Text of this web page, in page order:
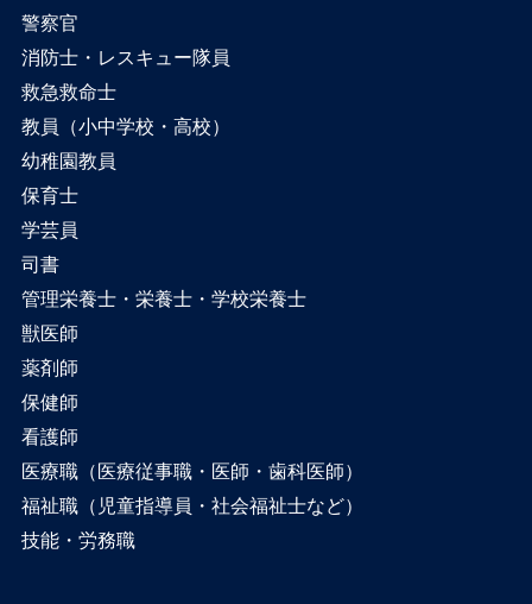
警察官
消防士・レスキュー隊員
救急救命士
教員（小中学校・高校）
幼稚園教員
保育士
学芸員
司書
管理栄養士・栄養士・学校栄養士
獣医師
薬剤師
保健師
看護師
医療職（医療従事職・医師・歯科医師）
福祉職（児童指導員・社会福祉士など）
技能・労務職